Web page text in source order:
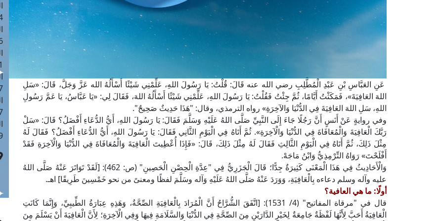
عَنِ العَبَّاسِ بْنِ عَبْدِ الْمُطَّلِبِ رضي الله عنه قَالَ: قُلْتُ: يَا رَسُولَ اللهِ، عَلِّمْنِي شَيْئًا أَسْأَلُهُ الله عَزَّ وَجَلَّ، قَالَ: «سَلِ
اللهَ العَافِيَةَ»، فَمَكَثْتُ أَيَّامًا، ثُمَّ جِئْتُ فَقُلْتُ: يَا رَسُولَ اللهِ، عَلِّمْنِي شَيْئًا أَسْأَلُهُ اللهَ، فَقَالَ لِي: «يَا عَبَّاسُ، يَا عَمَّ رَسُولِ
اللهِ، سَلِ اللهَ العَافِيَةَ فِي الدُّنْيَا وَالآخِرَةِ» رواه الترمذي، وقال: "هَذَا حَدِيثٌ صَحِيحٌ".
وفي روايةٍ عَنْ أَنَسٍ أَنَّ رَجُلًا جَاءَ إِلَى النَّبِيِّ صَلَّى اللهُ عَلَيْهِ وَسَلَّمَ فَقَالَ: يَا رَسُولَ اللهِ، أَيُّ الدُّعَاءِ أَفْضَلُ؟ قَالَ: «سَلْ
رَبَّكَ الْعَافِيَةَ وَالْمُعَافَاةَ فِي الدُّنْيَا وَالْآخِرَةِ». ثُمَّ أَتَاهُ فِي الْيَوْمِ الثَّانِي فَقَالَ: يَا رَسُولَ اللهِ، أَيُّ الدُّعَاءِ أَفْضَلُ؟ فَقَالَ لَهُ
مِثْلَ ذَلِكَ، ثُمَّ أَتَاهُ فِي الْيَوْمِ الثَّالِثِ فَقَالَ لَهُ مِثْلَ ذَلِكَ، قَالَ: «فَإِذَا أُعْطِيتَ الْعَافِيَةَ وَالْمُعَافَاةَ فِي الدُّنْيَا وَالْآخِرَةِ فَقَدْ
أَفْلَحْتَ» رَوَاهُ التِّرْمِذِيُّ وَابْنُ مَاجَهْ.
وَالْأَحَادِيثُ فِي هَذَا الْمَعْنَى كَثِيرَةٌ جِدًّا؛ قَالَ الْجَزَرِيُّ فِي "عِدَّةِ الْحِصْنِ الْحَصِينِ" (ص: 462): [لَقَدْ تَوَاتَرَ عَنْهُ صَلَّى اللهُ
عليه وآله وسلم دعاءه بِالْعَافِيَةِ، وَوَرَدَ عَنْهُ صَلَّى اللهُ عَلَيْهِ وَآله وسَلَّمَ لفظًا ومعنىً من نحو خَمْسِينَ طَرِيقًا] اهـ.
أولًا: ما هي العافية؟
قال في "مرقاة المفاتيح" (4/ 1531): [اتَّفَقَ الشُّرَّاحُ أَنَّ الْمُرَادَ بِالْعَافِيَةِ الصِّحَّةُ، وَهَذِهِ عِبَارَةُ الطِّيبِيِّ، وَإِنَّمَا كَانَتِ
الْعَافِيَةُ أَحَبَّ لِأَنَّهَا لَفْظَةٌ جَامِعَةٌ لِخَيْرِ الدَّارَيْنِ مِنَ الصِّحَّةِ فِي الدُّنْيَا وَالسَّلَامَةِ فِيهَا وَفِي الْآخِرَةِ؛ لِأَنَّ الْعَافِيَةَ أَنْ يَسْلَمَ مِنَ
0